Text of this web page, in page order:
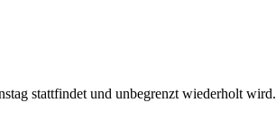
stattfindet und unbegrenzt wiederholt wird.